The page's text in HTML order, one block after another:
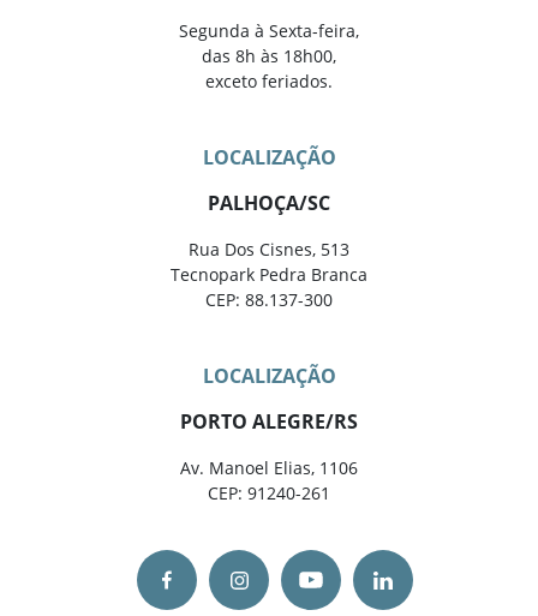
Segunda à Sexta-feira,
das 8h às 18h00,
exceto feriados.
LOCALIZAÇÃO
PALHOÇA/SC
Rua Dos Cisnes, 513
Tecnopark Pedra Branca
CEP: 88.137-300
LOCALIZAÇÃO
PORTO ALEGRE/RS
Av. Manoel Elias, 1106
CEP: 91240-261